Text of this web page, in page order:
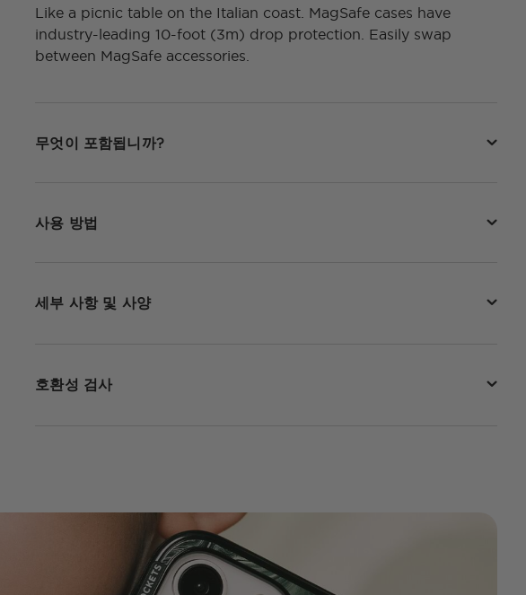
Like a picnic table on the Italian coast. MagSafe cases have
industry-leading 10-foot (3m) drop protection. Easily swap
between MagSafe accessories.
무엇이 포함됩니까?
사용 방법
세부 사항 및 사양
호환성 검사